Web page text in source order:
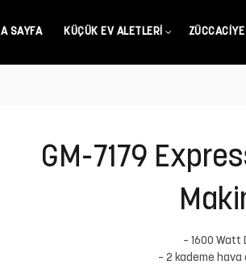
SAYFA KÜÇÜK EV ALETLERI ZÜCCACIYE
GM-7179
– 1600 Watt
– 2 kademe hava